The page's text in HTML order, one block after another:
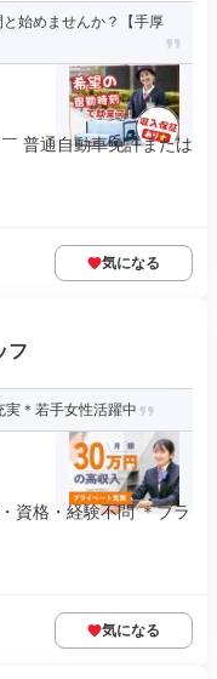
始めませんか？【手厚
普通自動車免許または
気になる
フ
＊若手女性活躍中
資格・経験不問 ＊ブラ
気になる